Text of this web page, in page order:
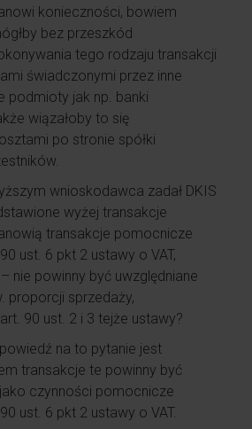
konieczności, bowiem
bez przeszkód
tego rodzaju transakcji
świadczonymi przez inne
podmioty jak np. banki
wiązałoby to się
po stronie spółki
wnioskodawca zadał DKIS
wyżej transakcje
transakcje pomocnicze
ust. 6 pkt 2 ustawy o VAT,
nie powinny być uwzględniane
proporcji sprzedaży,
90 ust. 2 i 3 tejże ustawy?
na to pytanie jest
transakcje te powinny być
czynności pomocnicze
ust. 6 pkt 2 ustawy o VAT.